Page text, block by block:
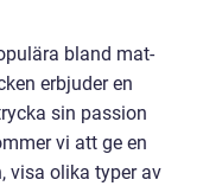
bland mat-
erbjuder en
sin passion
vi att ge en
visa olika typer av